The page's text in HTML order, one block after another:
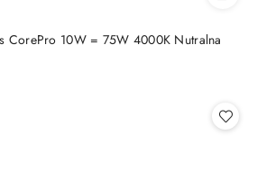
CorePro 10W = 75W 4000K Nutralna